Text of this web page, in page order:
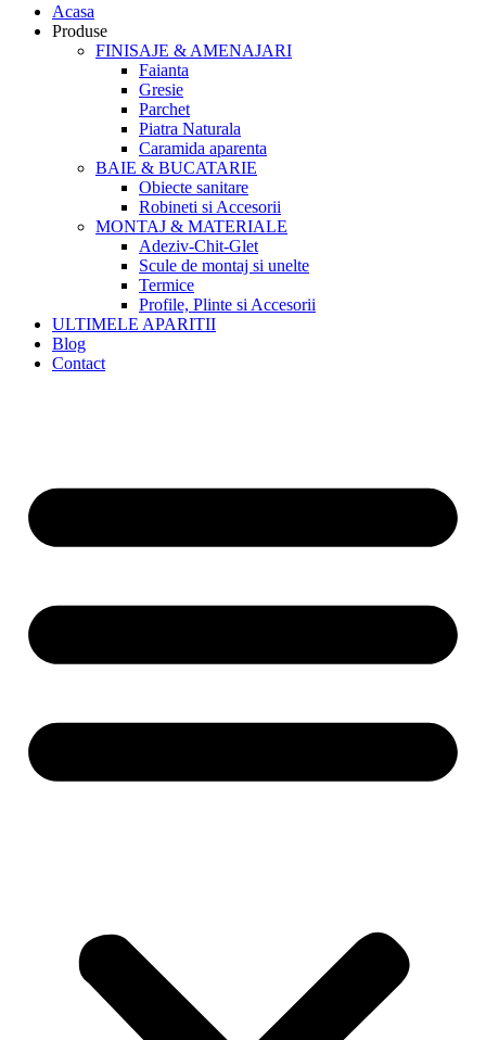
Acasa
Produse
FINISAJE & AMENAJARI
Faianta
Gresie
Parchet
Piatra Naturala
Caramida aparenta
BAIE & BUCATARIE
Obiecte sanitare
Robineti si Accesorii
MONTAJ & MATERIALE
Adeziv-Chit-Glet
Scule de montaj si unelte
Termice
Profile, Plinte si Accesorii
ULTIMELE APARITII
Blog
Contact